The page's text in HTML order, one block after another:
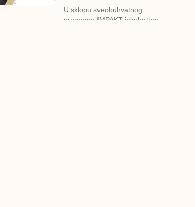
U sklopu sveobuhvatnog
programa IMPAKT inkubatora